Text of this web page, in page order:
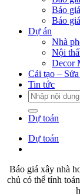
Báo
Báo
Dự án
Nhà
Nội
Decor
Cải tạo –
Tin tức
Dự toán
Dự toán
Báo giá xây nhà
chủ có thể tính